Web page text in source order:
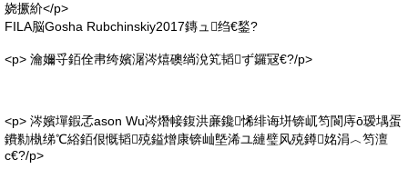
娆撅紒</p>
FILA脳Gosha Rubchinskiy2017鏄ュ绉€鍫?
<p> 瀹嬭寽銆佺帇绔嬪潳涔熺礇绱涗笂韬ず鑼冦€?/p>
<p> 涔嬪墠鍜孞ason Wu涔熸帹鍑洪亷鑱悕绯诲垪锛屼笉閬庤ō瑷堣蛋
鐨勬槸绨℃綌銆佷慨韬殑鎰熷康锛屾墍浠ユ縺璧风殑鐏姳涓︿笉澶
с€?/p>